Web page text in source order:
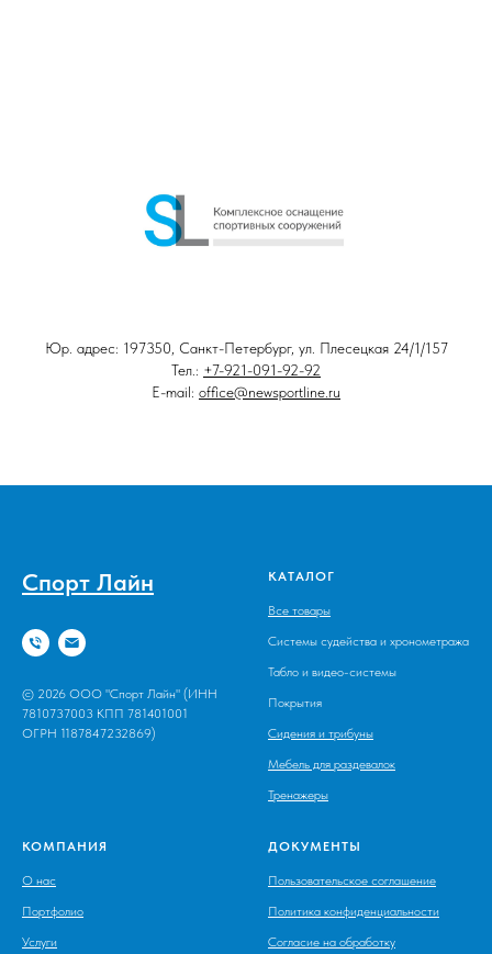
Юр. адрес: 197350, Санкт-Петербург, ул. Плесецкая 24/1/157
Тел.: +7-921-091-92-92
E-mail: office@newsportline.ru
Спорт Лайн
© 2026 ООО "Спорт Лайн" (ИНН
7810737003 КПП 781401001
ОГРН 1187847232869)
КАТАЛОГ
Все товары
Системы судейства и хронометража
Табло и видео-системы
Покрытия
Сидения и трибуны
Мебель для раздевалок
Тренажеры
КОМПАНИЯ
О нас
Портфолио
Услуги
ДОКУМЕНТЫ
Пользовательское соглашение
Политика конфиденциальности
Согласие на обработку